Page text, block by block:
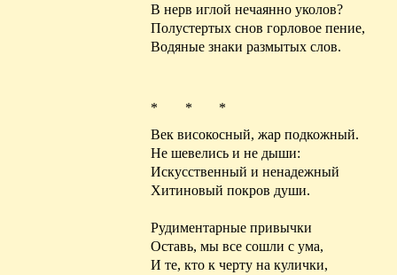
В нерв иглой нечаянно уколов?
Полустертых снов горловое пение,
Водяные знаки размытых слов.
* * *
Век високосный, жар подкожный.
Не шевелись и не дыши:
Искусственный и ненадежный
Хитиновый покров души.
Рудиментарные привычки
Оставь, мы все сошли с ума,
И те, кто к черту на кулички,